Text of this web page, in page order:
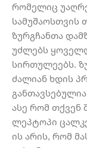
რომელიც
სამუშაოსთვის
ზურგჩანთა
უძლებს
სირთულეებს.
ძალიან ხდის
ასე რომ
ლეპტოპი
ის არის, რომ